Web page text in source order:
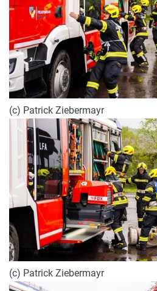
(c) Patrick Ziebermayr
(c) Patrick Ziebermayr